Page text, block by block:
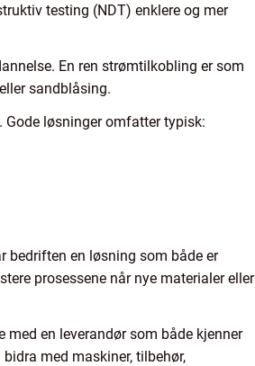
testing (NDT) enklere og mer
En ren strømtilkobling er som
sandblåsing.
løsninger omfatter typisk:
bedriften en løsning som både er
prosessene når nye materialer eller
en leverandør som både kjenner
med maskiner, tilbehør,